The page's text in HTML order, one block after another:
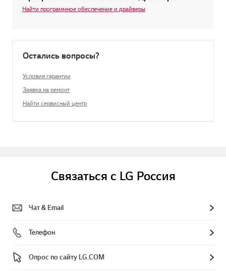
Найти программное обеспечение и драйверы
Остались вопросы?
Условия гарантии
Заявка на ремонт
Найти сервисный центр
Связаться с LG Россия
Чат & Email
Телефон
Опрос по сайту LG.COM